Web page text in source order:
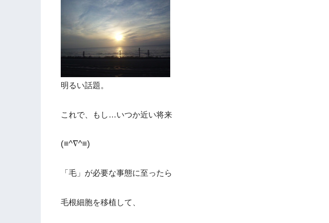
明るい話題。
これで、もし…いつか近い将来
(≡^∇^≡)
「毛」が必要な事態に至ったら
毛根細胞を移植して、